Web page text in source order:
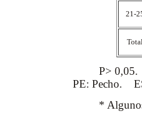
21-
P> 0,05. CC:
PE: Pecho.
* Algunos